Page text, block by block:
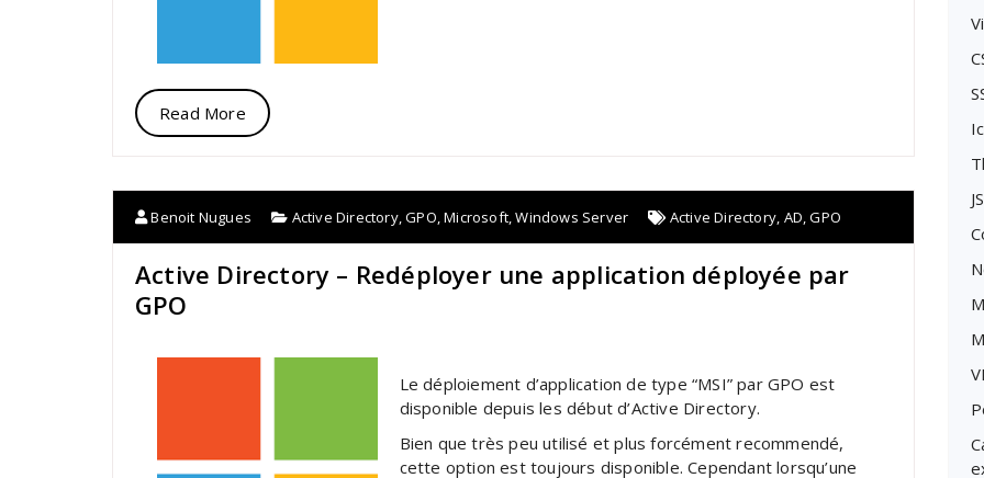
Read More
Benoit Nugues Active Directory,GPO ,Microsoft ,Windows Server Active Directory AD ,GPO
Active Directory – Redéployer une application déployée par
GPO
Le déploiement d’application de type “MSI” par GPO est
disponible depuis les début d’Active Directory.
Bien que très peu utilisé et plus forcément recommendé,
cette option est toujours disponible. Cependant lorsqu’une